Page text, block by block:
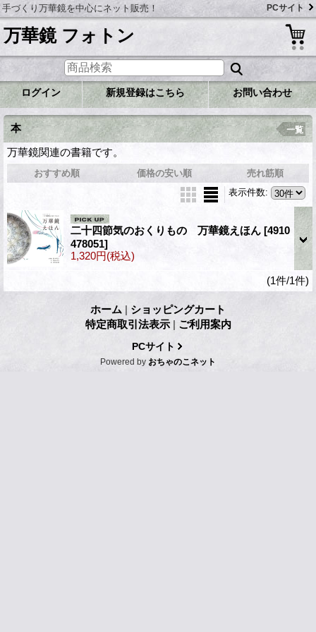
手づくり万華鏡を中心にネット販売！ PCサイト
万華鏡 フォトン
ログイン 新規登録はこちら お問い合わせ
本
万華鏡関連の書籍です。
一覧
おすすめ順 価格の安い順
売れ筋順
表示件数:
二十四節気のおくりもの 万華鏡えほん [4910
478051]
1,320円(税込)
(1件/1件)
ホーム | ショッピングカート
特定商取引法表示 | ご利用案内
PCサイト
Powered by おちゃのこネット